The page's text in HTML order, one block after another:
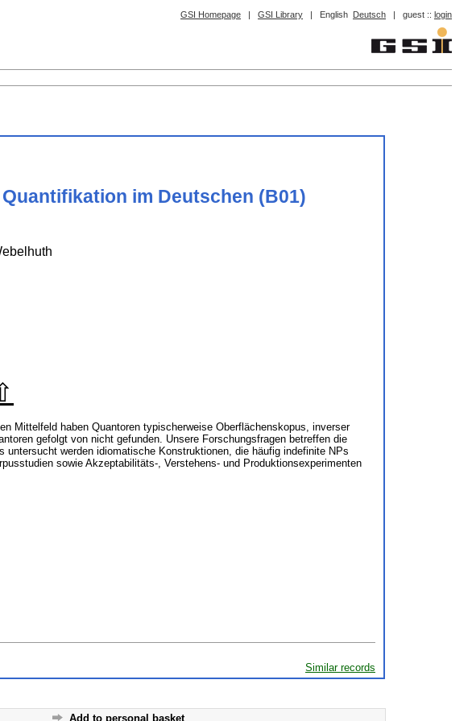
GSI Homepage | GSI Library | English Deutsch | guest :: login
im Deutschen (B01)
Mittelfeld haben Quantoren typischerweise Oberflächenskopus, inverser
gefolgt von nicht gefunden. Unsere Forschungsfragen betreffen die
werden idiomatische Konstruktionen, die häufig indefinite NPs
sowie Akzeptabilitäts-, Verstehens- und Produktionsexperimenten
Similar records
Add to personal basket